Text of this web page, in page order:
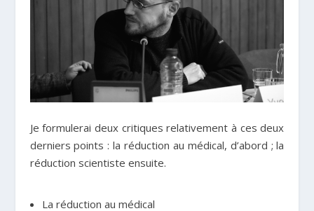
Je formulerai deux critiques relativement à ces deux
derniers points : la réduction au médical, d’abord ; la
réduction scientiste ensuite.
La réduction au médical